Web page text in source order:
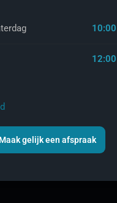
Maak gelijk een afspraak